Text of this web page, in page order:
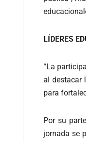
LÍDERES
“La
al destacar
para
Por su
jornada se